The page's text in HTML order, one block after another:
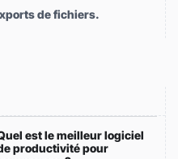
de fichiers.
est le meilleur logiciel
productivité pour